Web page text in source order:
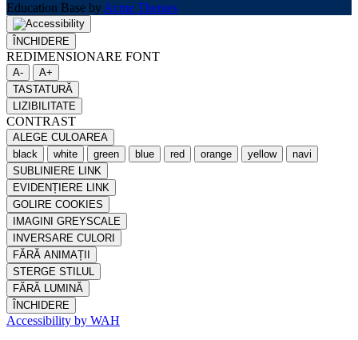
Education Base by Acme Themes
ÎNCHIDERE
REDIMENSIONARE FONT
A-
A+
TASTATURĂ
LIZIBILITATE
CONTRAST
ALEGE CULOAREA
black
white green blue red orange yellow
navi
SUBLINIERE LINK
EVIDENȚIERE LINK
GOLIRE COOKIES
IMAGINI GREYSCALE
INVERSARE CULORI
FĂRĂ ANIMAȚII
STERGE STILUL
FĂRĂ LUMINĂ
ÎNCHIDERE
Accessibility by WAH